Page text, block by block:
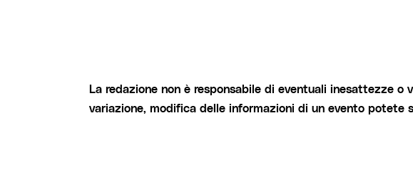
La redazione non è responsabile di eventuali inesattezze
variazione, modifica delle informazioni di un evento potete